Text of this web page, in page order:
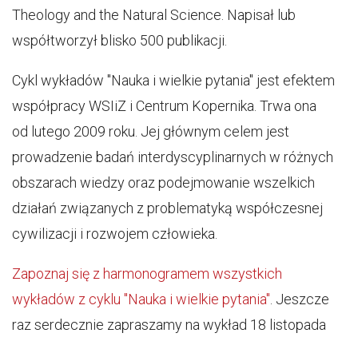
Theology and the Natural Science. Napisał lub
współtworzył blisko 500 publikacji.
Cykl wykładów "Nauka i wielkie pytania" jest efektem
współpracy WSIiZ i Centrum Kopernika. Trwa ona
od lutego 2009 roku. Jej głównym celem jest
prowadzenie badań interdyscyplinarnych w różnych
obszarach wiedzy oraz podejmowanie wszelkich
działań związanych z problematyką współczesnej
cywilizacji i rozwojem człowieka.
Zapoznaj się z harmonogramem wszystkich
wykładów z cyklu "Nauka i wielkie pytania" . Jeszcze
raz serdecznie zapraszamy na wykład 18 listopada